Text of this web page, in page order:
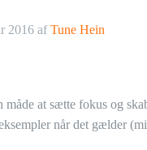
2016 af Tune Hein
måde at sætte fokus og
når det gælder